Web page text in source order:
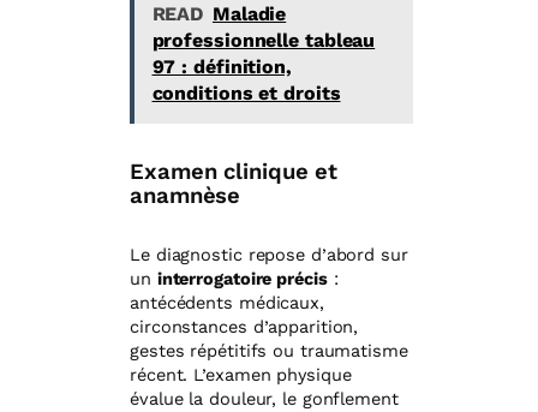
READ Maladie
professionnelle tableau
97 : définition,
conditions et droits
Examen clinique et
anamnèse
Le diagnostic repose d’abord sur
un interrogatoire précis:
antécédents médicaux,
circonstances d’apparition,
gestes répétitifs ou traumatisme
récent. L’examen physique
évalue la douleur, le gonflement